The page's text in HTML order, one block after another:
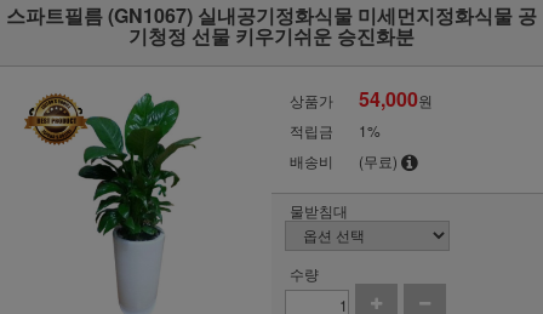
스파트필름 (GN1067) 실내공기정화식물 미세먼지정화식물 공
기청정 선물 키우기쉬운 승진화분
상품가 54,000원
적립금
1%
배송비
(무료)
물받침대
수량